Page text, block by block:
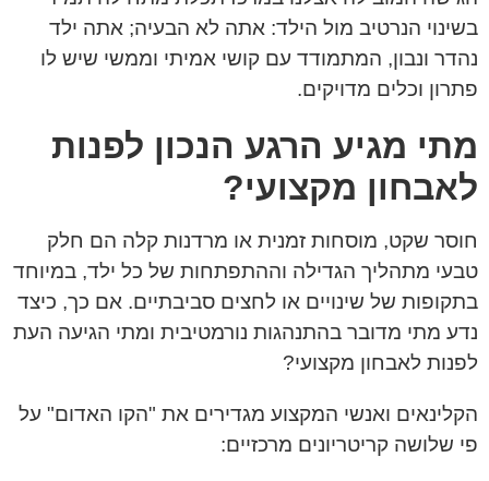
בשינוי הנרטיב מול הילד: אתה לא הבעיה; אתה ילד
נהדר ונבון, המתמודד עם קושי אמיתי וממשי שיש לו
פתרון וכלים מדויקים.
מתי מגיע הרגע הנכון לפנות
לאבחון מקצועי?
חוסר שקט, מוסחות זמנית או מרדנות קלה הם חלק
טבעי מתהליך הגדילה וההתפתחות של כל ילד, במיוחד
בתקופות של שינויים או לחצים סביבתיים. אם כך, כיצד
נדע מתי מדובר בהתנהגות נורמטיבית ומתי הגיעה העת
לפנות לאבחון מקצועי?
הקלינאים ואנשי המקצוע מגדירים את "הקו האדום" על
פי שלושה קריטריונים מרכזיים: